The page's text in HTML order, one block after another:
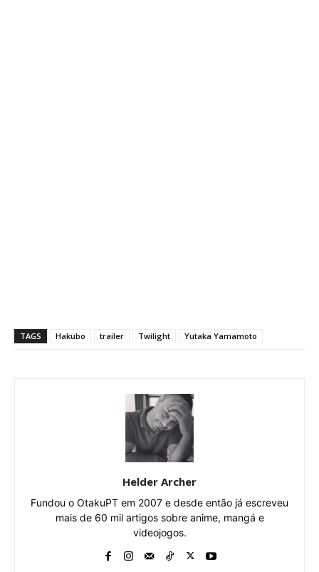
TAGS Hakubo trailer Twilight Yutaka Yamamoto
Helder Archer
Fundou o OtakuPT em 2007 e desde então já escreveu
mais de 60 mil artigos sobre anime, mangá e
videojogos.